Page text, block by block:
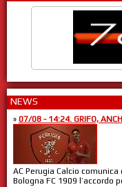
NEWS
» 07/08 - 14:24. GRIFO,
AC Perugia Calcio
Bologna FC 1909 l’accordo